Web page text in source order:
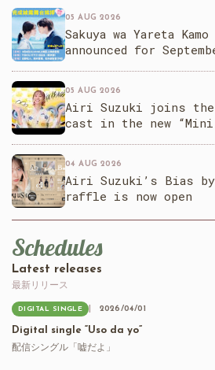
05 AUG 2026
Sakuya wa Yareta
announced for
05 AUG 2026
Airi Suzuki joins the
cast in the new “Mini
04 AUG 2026
Airi Suzuki’s Bias by
raffle is now open
Schedules
Latest releases
最新リリース
DIGITAL SINGLE 2026/04/01
Digital single “Uso da yo”
配信シングル「嘘だよ」